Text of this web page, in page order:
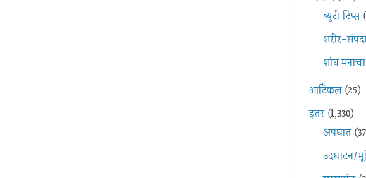
ब्युटी टिप्स
शरीर-
शोध मनाचा
आर्टिकल(25)
इतर(1,330)
अपघात
उदघाटन/